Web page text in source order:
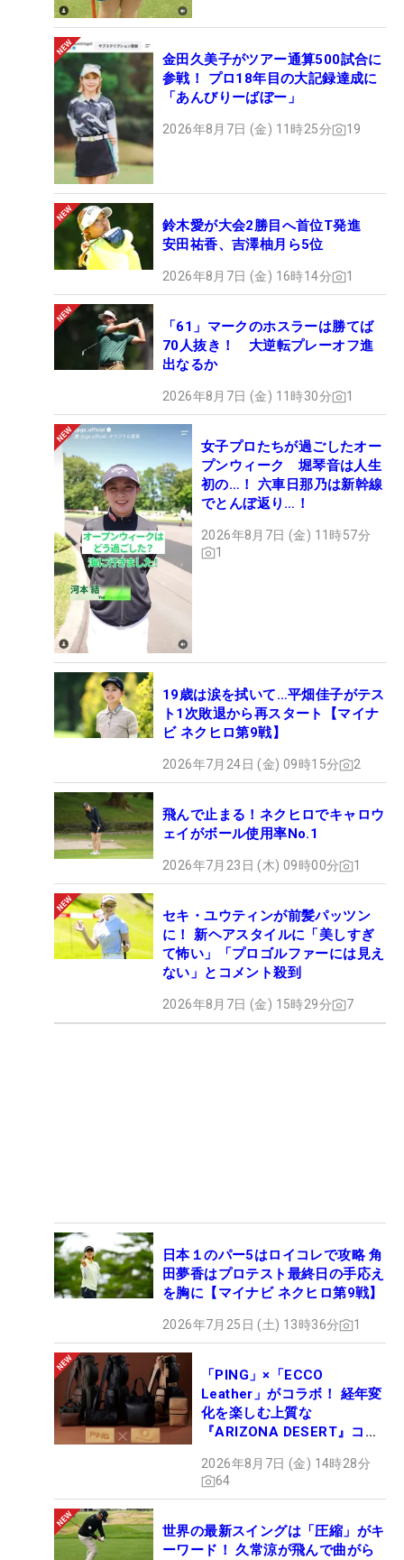
金田久美子がツアー通算500試合に
参戦！ プロ18年目の大記録達成に
「あんびりーばぼー」
2026年8月7日 (金) 11時25分 19
鈴木愛が大会2勝目へ首位T発進
安田祐香、吉澤柚月ら5位
2026年8月7日 (金) 16時14分 1
「61」マークのホスラーは勝てば
70人抜き！ 大逆転プレーオフ進
出なるか
2026年8月7日 (金) 11時30分 1
女子プロたちが過ごしたオー
プンウィーク 堀琴音は人生
初の…！ 六車日那乃は新幹線
でとんぼ返り…！
2026年8月7日 (金) 11時57分
1
19歳は涙を拭いて…平畑佳子がテス
ト1次敗退から再スタート【マイナ
ビ ネクヒロ第9戦】
2026年7月24日 (金) 09時15分 2
飛んで止まる！ネクヒロでキャロウ
ェイがボール使用率No.1
2026年7月23日 (木) 09時00分 1
セキ・ユウティンが前髪パッツン
に！ 新ヘアスタイルに「美しすぎ
て怖い」「プロゴルファーには見え
ない」とコメント殺到
2026年8月7日 (金) 15時29分 7
日本１のパー5はロイコレで攻略 角
田夢香はプロテスト最終日の手応え
を胸に【マイナビ ネクヒロ第9戦】
2026年7月25日 (土) 13時36分 1
「PING」×「ECCO
Leather」がコラボ！ 経年変
化を楽しむ上質な
『ARIZONA DESERT』コレ
ュー
2026年8月7日 (金) 14時28分
64
世界の最新スイングは「圧縮」がキ
ーワード！ 久常涼が飛んで曲がら